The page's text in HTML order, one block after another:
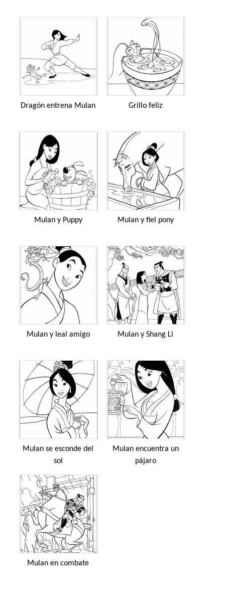
Dragón entrena Mulan Grillo feliz
Mulan y Puppy Mulan y fiel pony
Mulan y leal amigo Mulan y Shang Li
Mulan se esconde del
sol
Mulan encuentra un
pájaro
Mulan en combate